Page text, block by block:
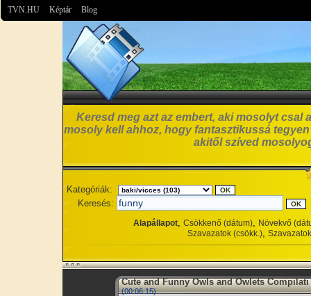
TVN.HU Képtár Blog
Keresd meg azt az embert, aki mosolyt csal
mosoly kell ahhoz, hogy fantasztikussá
akitől szíved
Kategóriák:
Keresés:
Alapállapot, Csökkenő (dátum), Növekvő
Szavazatok (csökk.),
Cute and Funny Owls and Owlets Compilati
(00:06:15)